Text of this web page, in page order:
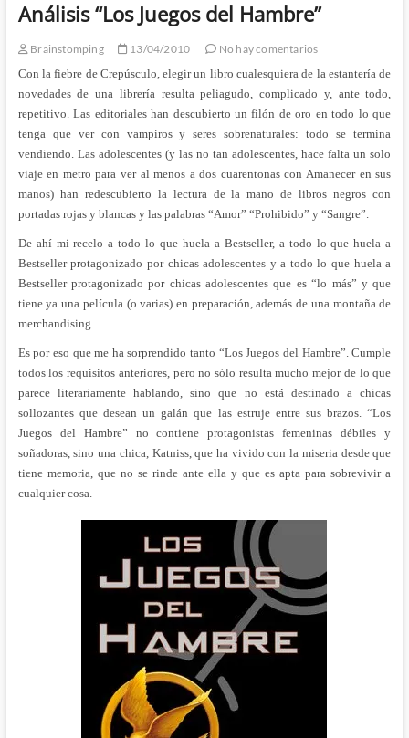
Análisis “Los Juegos del Hambre”
Brainstomping 13/04/2010
No hay comentarios
Con la fiebre de Crepúsculo, elegir un libro cualesquiera de la estantería de
novedades de una librería resulta peliagudo, complicado y, ante todo,
repetitivo. Las editoriales han descubierto un filón de oro en todo lo que
tenga que ver con vampiros y seres sobrenaturales: todo se termina
vendiendo. Las adolescentes (y las no tan adolescentes, hace falta un solo
viaje en metro para ver al menos a dos cuarentonas con Amanecer en sus
manos) han redescubierto la lectura de la mano de libros negros con
portadas rojas y blancas y las palabras “Amor” “Prohibido” y “Sangre”.
De ahí mi recelo a todo lo que huela a Bestseller, a todo lo que huela a
Bestseller protagonizado por chicas adolescentes y a todo lo que huela a
Bestseller protagonizado por chicas adolescentes que es “lo más” y que
tiene ya una película (o varias) en preparación, además de una montaña de
merchandising.
Es por eso que me ha sorprendido tanto “Los Juegos del Hambre”. Cumple
todos los requisitos anteriores, pero no sólo resulta mucho mejor de lo que
parece literariamente hablando, sino que no está destinado a chicas
sollozantes que desean un galán que las estruje entre sus brazos. “Los
Juegos del Hambre” no contiene protagonistas femeninas débiles y
soñadoras, sino una chica, Katniss, que ha vivido con la miseria desde que
tiene memoria, que no se rinde ante ella y que es apta para sobrevivir a
cualquier cosa.